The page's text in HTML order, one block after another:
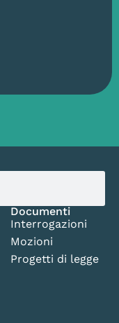
Documenti
Interrogazioni
Mozioni
Progetti di legge